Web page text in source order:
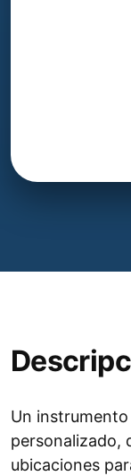
Un
personalizado,
ubicaciones